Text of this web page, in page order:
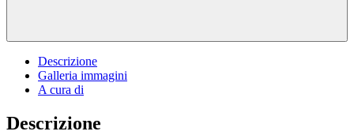
Descrizione
Galleria immagini
A cura di
Descrizione